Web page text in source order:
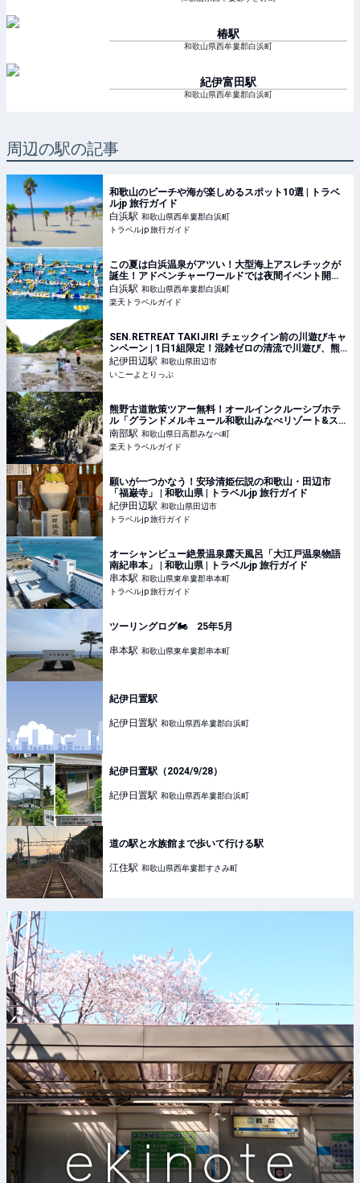
椿駅
和歌山県西牟婁郡白浜町
紀伊富田駅
和歌山県西牟婁郡白浜町
周辺の駅の記事
和歌山のビーチや海が楽しめるスポット10選 | トラベ
ルjp 旅行ガイド
白浜駅 和歌山県西牟婁郡白浜町
トラベルjp 旅行ガイド
この夏は白浜温泉がアツい！大型海上アスレチックが
誕生！アドベンチャーワールドでは夜間イベント開催
【楽天トラベル】
白浜駅 和歌山県西牟婁郡白浜町
楽天トラベルガイド
SEN.RETREAT TAKIJIRI チェックイン前の川遊びキャ
ンペーン | 1日1組限定！混雑ゼロの清流で川遊び、熊
野古道の宿「SEN.RETREAT TAKIJIRI」夏キャンペー
ン | 和歌山県田辺市 | いこーよとりっぷ
紀伊田辺駅 和歌山県田辺市
いこーよとりっぷ
熊野古道散策ツアー無料！オールインクルーシブホテ
ル「グランドメルキュール和歌山みなべリゾート&ス
パ」 【楽天トラベル】
南部駅 和歌山県日高郡みなべ町
楽天トラベルガイド
願いが一つかなう！安珍清姫伝説の和歌山・田辺市
「福巌寺」 | 和歌山県 | トラベルjp 旅行ガイド
紀伊田辺駅 和歌山県田辺市
トラベルjp 旅行ガイド
オーシャンビュー絶景温泉露天風呂「大江戸温泉物語
南紀串本」 | 和歌山県 | トラベルjp 旅行ガイド
串本駅 和歌山県東牟婁郡串本町
トラベルjp 旅行ガイド
ツーリングログ🏍️ 25年5月
串本駅 和歌山県東牟婁郡串本町
紀伊日置駅
紀伊日置駅 和歌山県西牟婁郡白浜町
紀伊日置駅（2024/9/28）
紀伊日置駅 和歌山県西牟婁郡白浜町
道の駅と水族館まで歩いて行ける駅
江住駅 和歌山県西牟婁郡すさみ町